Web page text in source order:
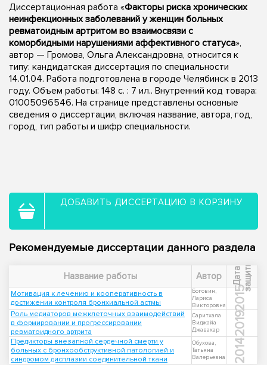
Диссертационная работа «Факторы риска хронических
неинфекционных заболеваний у женщин больных
ревматоидным артритом во взаимосвязи с
коморбидными нарушениями аффективного статуса»,
автор — Громова, Ольга Александровна, относится к
типу: кандидатская диссертация по специальности
14.01.04. Работа подготовлена в городе Челябинск в 2013
году. Объем работы: 148 с. : 7 ил.. Внутренний код товара:
01005096546. На странице представлены основные
сведения о диссертации, включая название, автора, год,
город, тип работы и шифр специальности.
ДОБАВИТЬ ДИССЕРТАЦИЮ В КОРЗИНУ
Рекомендуемые диссертации данного раздела
Название работы Автор Д
а
т
а
з
а
щ
и
ты
Мотивация к лечению и кооперативность в
достижении контроля бронхиальной астмы
Боговин,
Лариса
Викторовна
2015
Роль медиаторов межклеточных взаимодействий
в формировании и прогрессировании
ревматоидного артрита
Саритхала
Виджайа
Джавахар
2019
Предикторы внезапной сердечной смерти у
больных с бронхообструктивной патологией и
синдромом дисплазии соединительной ткани
Обухова,
Татьяна
Валерьевна
2014